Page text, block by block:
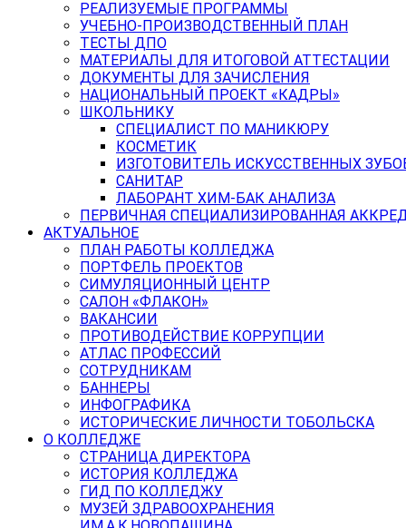
РЕАЛИЗУЕМЫЕ ПРОГРАММЫ
УЧЕБНО-ПРОИЗВОДСТВЕННЫЙ ПЛАН
ТЕСТЫ ДПО
МАТЕРИАЛЫ ДЛЯ ИТОГОВОЙ АТТЕСТАЦИИ
ДОКУМЕНТЫ ДЛЯ ЗАЧИСЛЕНИЯ
НАЦИОНАЛЬНЫЙ ПРОЕКТ «КАДРЫ»
ШКОЛЬНИКУ
СПЕЦИАЛИСТ ПО МАНИКЮРУ
КОСМЕТИК
ИЗГОТОВИТЕЛЬ ИСКУССТВЕННЫХ
САНИТАР
ЛАБОРАНТ ХИМ-БАК АНАЛИЗА
ПЕРВИЧНАЯ СПЕЦИАЛИЗИРОВАННАЯ
АКТУАЛЬНОЕ
ПЛАН РАБОТЫ КОЛЛЕДЖА
ПОРТФЕЛЬ ПРОЕКТОВ
СИМУЛЯЦИОННЫЙ ЦЕНТР
САЛОН «ФЛАКОН»
ВАКАНСИИ
ПРОТИВОДЕЙСТВИЕ КОРРУПЦИИ
АТЛАС ПРОФЕССИЙ
СОТРУДНИКАМ
БАННЕРЫ
ИНФОГРАФИКА
ИСТОРИЧЕСКИЕ ЛИЧНОСТИ ТОБОЛЬСКА
О КОЛЛЕДЖЕ
СТРАНИЦА ДИРЕКТОРА
ИСТОРИЯ КОЛЛЕДЖА
ГИД ПО КОЛЛЕДЖУ
МУЗЕЙ ЗДРАВООХРАНЕНИЯ